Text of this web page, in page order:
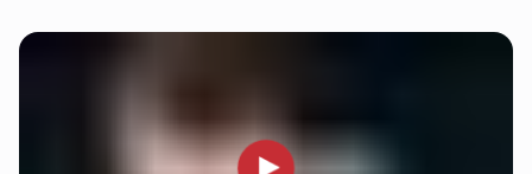
Wonach suchen wir?